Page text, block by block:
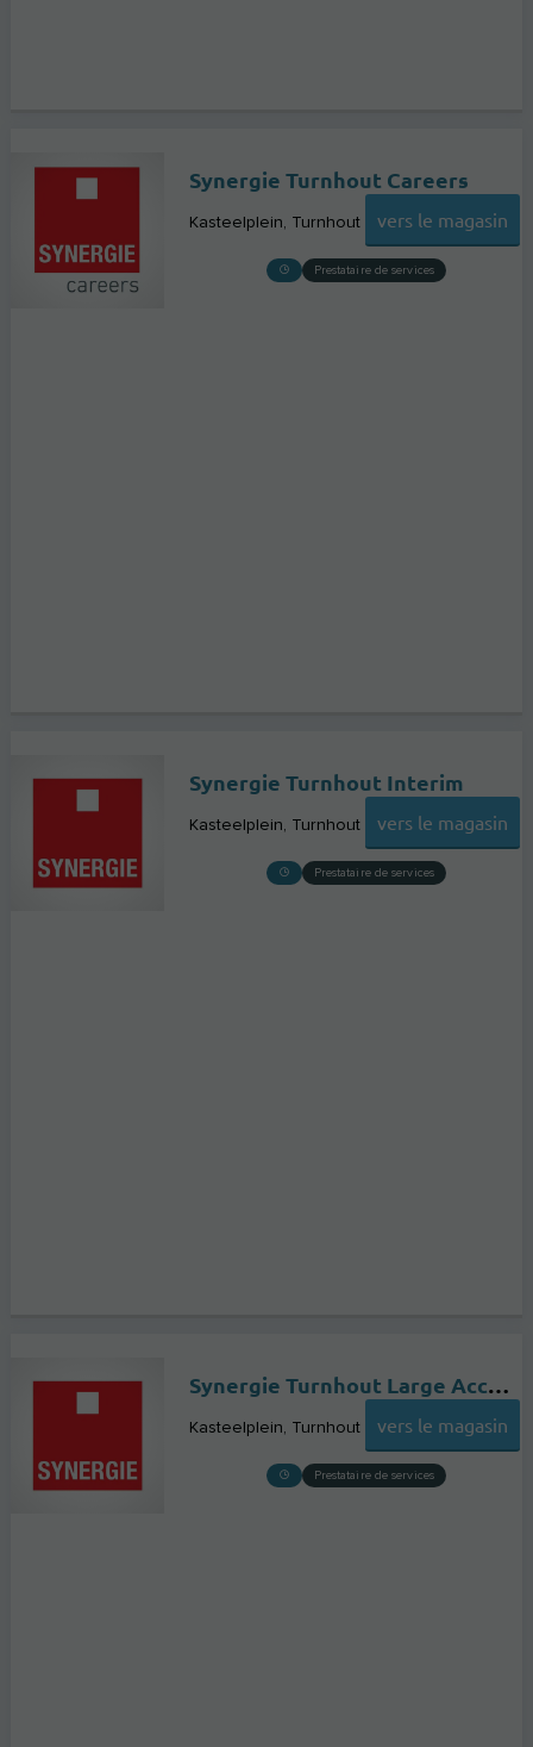
Synergie Turnhout Careers
Kasteelplein Turnhout vers le magasin
Prestataire de services
Synergie Turnhout Interim
Kasteelplein Turnhout vers le magasin
Prestataire de services
Synergie Turnhout Large Accounts
Kasteelplein Turnhout vers le magasin
Prestataire de services